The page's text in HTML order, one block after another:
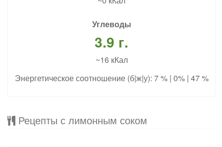
Углеводы
3.9 г.
~16 кКал
Энергетическое соотношение (б|ж|у): 7 % | 0% | 47 %
Рецепты с лимонным соком